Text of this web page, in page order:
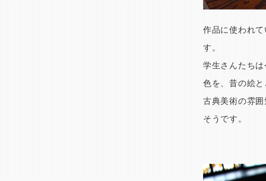
作品に使われ
す。
学生さんたち
色を、昔の絵
古典美術の雰
そうです。